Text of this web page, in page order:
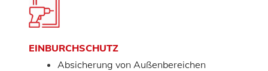
EINBURCHSCHUTZ
Absicherung von Außenbereichen